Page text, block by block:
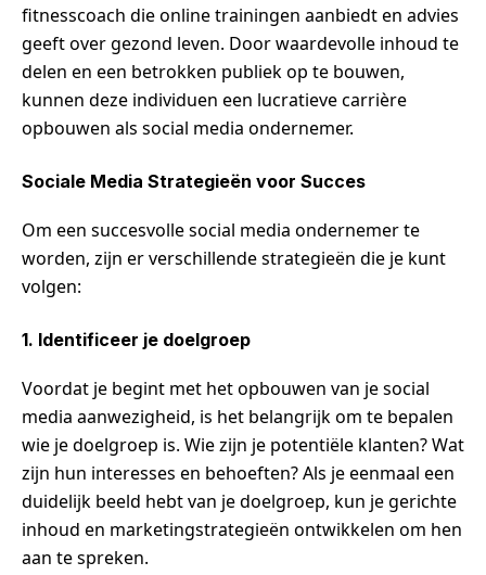
fitnesscoach die online trainingen aanbiedt en advies
geeft over gezond leven. Door waardevolle inhoud te
delen en een betrokken publiek op te bouwen,
kunnen deze individuen een lucratieve carrière
opbouwen als social media ondernemer.
Sociale Media Strategieën voor Succes
Om een succesvolle social media ondernemer te
worden, zijn er verschillende strategieën die je kunt
volgen:
1. Identificeer je doelgroep
Voordat je begint met het opbouwen van je social
media aanwezigheid, is het belangrijk om te bepalen
wie je doelgroep is. Wie zijn je potentiële klanten? Wat
zijn hun interesses en behoeften? Als je eenmaal een
duidelijk beeld hebt van je doelgroep, kun je gerichte
inhoud en marketingstrategieën ontwikkelen om hen
aan te spreken.